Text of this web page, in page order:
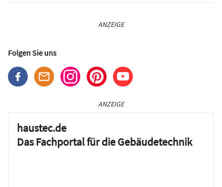
ANZEIGE
Folgen Sie uns
ANZEIGE
haustec.de
Das Fachportal für die Gebäudetechnik